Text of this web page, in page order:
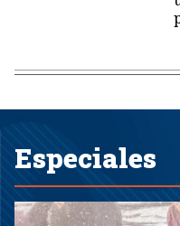
Especiales